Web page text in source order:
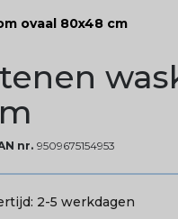
ovaal 80x48 cm
nr. 9509675154953
2-5 werkdagen